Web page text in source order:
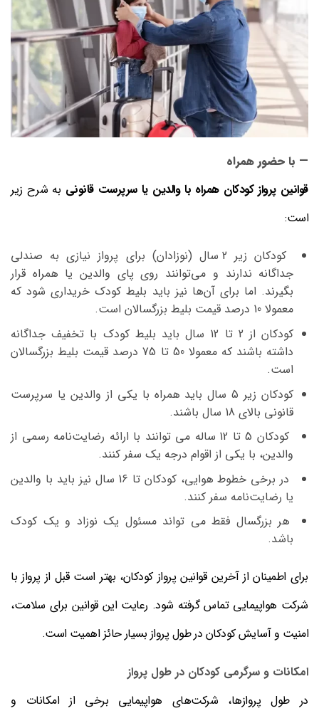
— با حضور همراه
قوانین پرواز کودکان همراه با والدین یا سرپرست قانونی به شرح زیر
است:
کودکان زیر 2 سال (نوزادان) برای پرواز نیازی به صندلی
جداگانه ندارند و می‌توانند روی پای والدین یا همراه قرار
بگیرند. اما برای آن‌ها نیز باید بلیط کودک خریداری شود که
معمولا 10 درصد قیمت بلیط بزرگسالان است.
کودکان از 2 تا 12 سال باید بلیط کودک با تخفیف جداگانه
داشته باشند که معمولا 50 تا 75 درصد قیمت بلیط بزرگسالان
است.
کودکان زیر 5 سال باید همراه با یکی از والدین یا سرپرست
قانونی بالای 18 سال باشند.
کودکان 5 تا 12 ساله می توانند با ارائه رضایت‌نامه رسمی از
والدین، با یکی از اقوام درجه یک سفر کنند.
در برخی خطوط هوایی، کودکان تا 16 سال نیز باید با والدین
یا رضایت‌نامه سفر کنند.
هر بزرگسال فقط می تواند مسئول یک نوزاد و یک کودک
باشد.
برای اطمینان از آخرین قوانین پرواز کودکان، بهتر است قبل از پرواز با
شرکت هواپیمایی تماس گرفته شود. رعایت این قوانین برای سلامت،
امنیت و آسایش کودکان در طول پرواز بسیار حائز اهمیت است.
امکانات و سرگرمی کودکان در طول پرواز
در طول پروازها، شرکت‌های هواپیمایی برخی از امکانات و